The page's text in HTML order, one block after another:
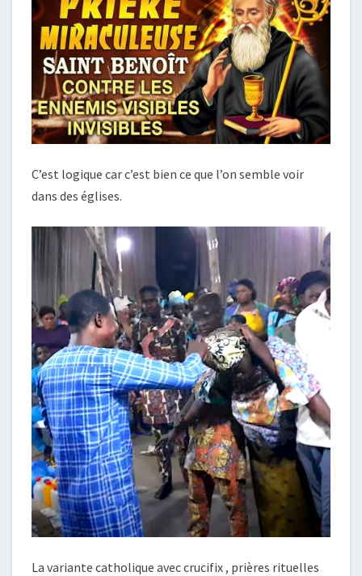
C’est logique car c’est bien ce que l’on semble voir
dans des églises.
La variante catholique avec crucifix , prières rituelles